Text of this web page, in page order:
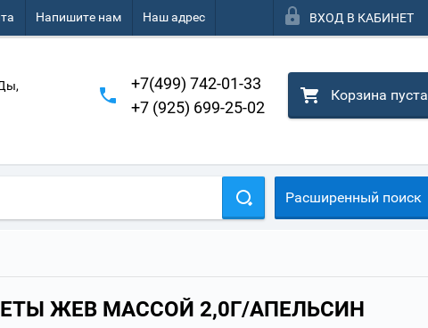
Напишите нам Наш адрес ВХОД В КАБИНЕТ
+7(499) 742-01-33
+7 (925) 699-25-02
Корзина пуста
Расширенный поиск
ЖЕВ МАССОЙ 2,0Г/АПЕЛЬСИН